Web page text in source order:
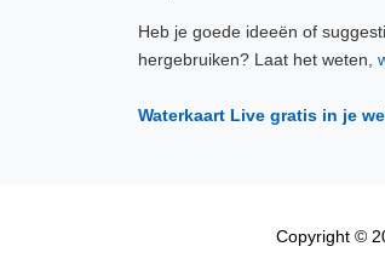
Heb je goede ideeën of
hergebruiken? Laat het weten,
Waterkaart Live gratis in je
Copyright ©